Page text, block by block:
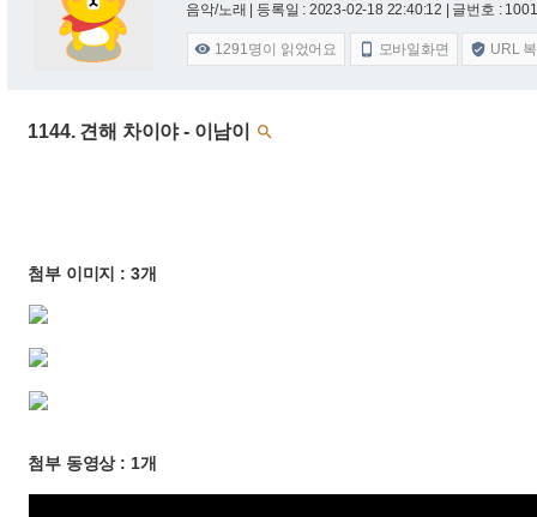
음악/노래 | 등록일 : 2023-02-18 22:40:12 | 글번호 :
 1291명이 읽었어요  모바일화면  URL
1144. 견해 차이야 - 이남이 
첨부 이미지 : 3개
첨부 동영상 : 1개